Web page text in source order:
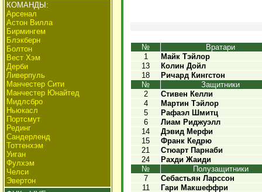
КОМАНДЫ:
Арсенал
Астон Вилла
Бирмингем
Блэкберн
Болтон
Вест Хэм
Дерби
Ливерпуль
Манчестер Сити
Манчестер Юнайтед
Мидлсбро
Ньюкасл
Портсмут
Рединг
Сандерленд
Тоттенхэм
Уиган
Фулхэм
Челси
Эвертон
№
Вратари
1
Майк Тэйлор
13
Колин Дойл
18
Ричард Кингстон
№
Защитники
2
Стивен Келли
4
Мартин Тэйлор
5
Рафаэл Шмитц
6
Лиам Риджуэлл
14
Дэвид Мерфи
15
Франк Кедрю
21
Стюарт Парнаби
24
Рахди Жаиди
№
Полузащитники
7
Себастьян Ларссон
11
Гари Макшеффри